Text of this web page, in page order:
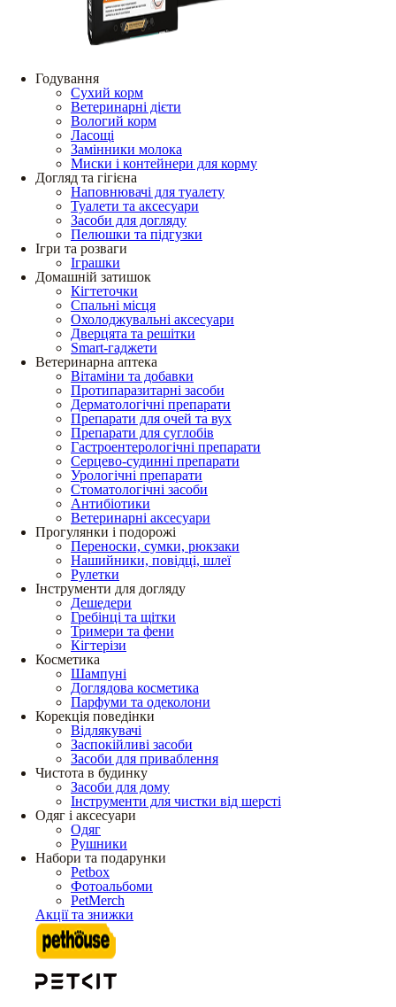
Годування
Сухий корм
Ветеринарні дієти
Вологий корм
Ласощі
Замінники молока
Миски і контейнери для корму
Догляд та гігієна
Наповнювачі для туалету
Туалети та аксесуари
Засоби для догляду
Пелюшки та підгузки
Ігри та розваги
Іграшки
Домашній затишок
Кігтеточки
Спальні місця
Охолоджувальні аксесуари
Дверцята та решітки
Smart-гаджети
Ветеринарна аптека
Вітаміни та добавки
Протипаразитарні засоби
Дерматологічні препарати
Препарати для очей та вух
Препарати для суглобів
Гастроентерологічні препарати
Серцево-судинні препарати
Урологічні препарати
Стоматологічні засоби
Антибіотики
Ветеринарні аксесуари
Прогулянки і подорожі
Переноски, сумки, рюкзаки
Нашийники, повідці, шлеї
Рулетки
Інструменти для догляду
Дешедери
Гребінці та щітки
Тримери та фени
Кігтерізи
Косметика
Шампуні
Доглядова косметика
Парфуми та одеколони
Корекція поведінки
Відлякувачі
Заспокійливі засоби
Засоби для приваблення
Чистота в будинку
Засоби для дому
Інструменти для чистки від шерсті
Одяг і аксесуари
Одяг
Рушники
Набори та подарунки
Petbox
Фотоальбоми
PetMerch
Акції та знижки